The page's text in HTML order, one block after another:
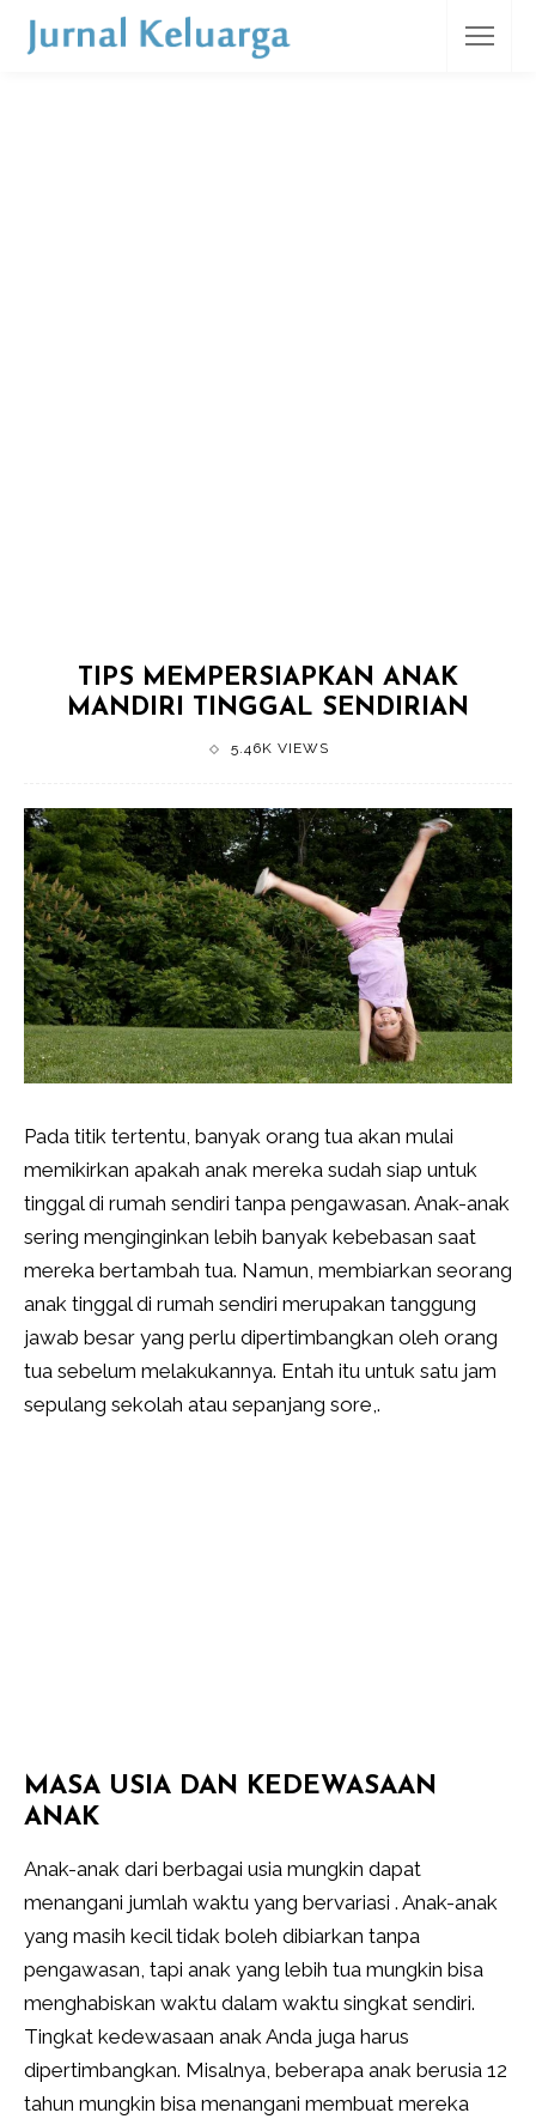
TIPS MEMPERSIAPKAN ANAK
MANDIRI TINGGAL SENDIRIAN
5.46K VIEWS
Pada titik tertentu, banyak orang tua akan mulai
memikirkan apakah anak mereka sudah siap untuk
tinggal di rumah sendiri tanpa pengawasan. Anak-anak
sering menginginkan lebih banyak kebebasan saat
mereka bertambah tua. Namun, membiarkan seorang
anak tinggal di rumah sendiri merupakan tanggung
jawab besar yang perlu dipertimbangkan oleh orang
tua sebelum melakukannya. Entah itu untuk satu jam
sepulang sekolah atau sepanjang sore,.
MASA USIA DAN KEDEWASAAN
ANAK
Anak-anak dari berbagai usia mungkin dapat
menangani jumlah waktu yang bervariasi . Anak-anak
yang masih kecil tidak boleh dibiarkan tanpa
pengawasan, tapi anak yang lebih tua mungkin bisa
menghabiskan waktu dalam waktu singkat sendiri.
Tingkat kedewasaan anak Anda juga harus
dipertimbangkan. Misalnya, beberapa anak berusia 12
tahun mungkin bisa menangani membuat mereka